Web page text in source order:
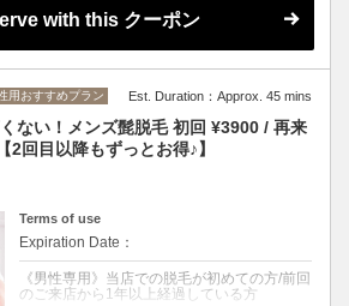
エステ業界初！光で全身のスキンケアが叶う
最新の美容方法として注目されている
《BBL（ブロードバンドライト）》をお手ご
美容効果があるとされ、リフトアップ・毛穴
の引き締め・透明感アップなど施術直後から
実感していただけます。 お顔全体はもちろ
ん、気になる首元のたるみやシワのケアを同
時におこなうことで、見た目の印象が格段に
とも体感していただきたいトリートメントで
す。
≫初回ご来店から90日以内で次回予約してい
ただいた方には、2回目も¥5900でご利用い
with this クーポン
用おすすめプラン Est. Duration：Approx. 45 mins
くない！メンズ髭脱毛 初回 ¥3900 / 再来
回目以降もずっとお得♪】
Terms of use
Expiration Date：
《男性専用》当店での脱毛が初めての方/前回
のご来店から1年以上経過している方